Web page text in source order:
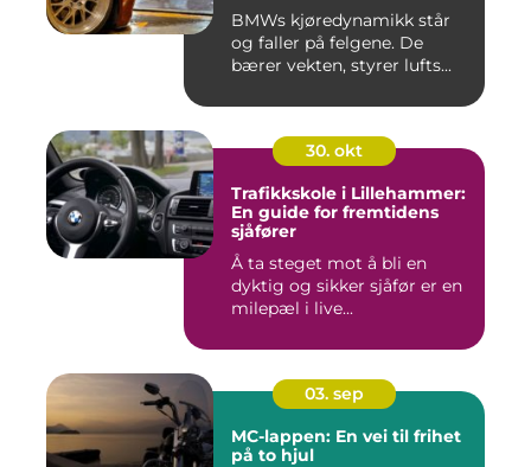
BMWs kjøredynamikk står
og faller på felgene. De
bærer vekten, styrer lufts...
30. okt
Trafikkskole i Lillehammer:
En guide for fremtidens
sjåfører
Å ta steget mot å bli en
dyktig og sikker sjåfør er en
milepæl i live...
03. sep
MC-lappen: En vei til frihet
på to hjul